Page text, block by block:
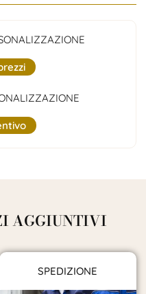
AGGIUNTIVI
SPEDIZIONE